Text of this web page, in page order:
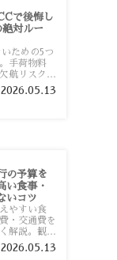
で後悔し
対ルー
ための5つ
手荷物料
航リスク、
空会社を利
たい注意点
2026.05.13
の予算を
い食事・
いコツ
やすい食
・交通費を
解説。観光
、早割・ス
理のポイン
2026.05.13